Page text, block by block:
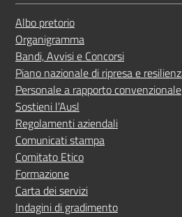
Albo pretorio
Organigramma
Bandi, Avvisi e Concorsi
Piano nazionale di ripresa e
Personale a rapporto convenzionale
Sostieni l’Ausl
Regolamenti aziendali
Comunicati stampa
Comitato Etico
Formazione
Carta dei servizi
Indagini di gradimento